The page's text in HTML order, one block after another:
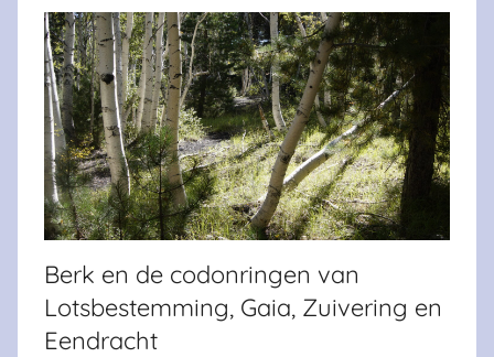
Berk en de codonringen van
Lotsbestemming, Gaia, Zuivering en
Eendracht